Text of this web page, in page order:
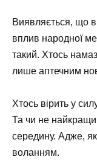
Виявляється, що в
вплив народної
такий. Хтось
лише аптечним
Хтось вірить у
Та чи не
середину. Адже,
воланням.